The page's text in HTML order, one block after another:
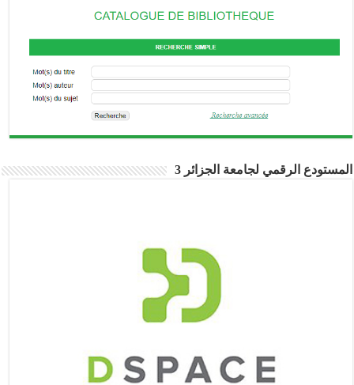
المستودع الرقمي لجامعة الجزائر 3